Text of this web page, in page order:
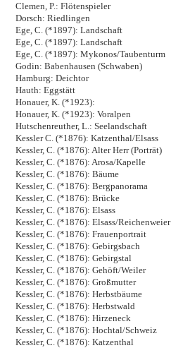
Clemen, P.: Flötenspieler
Dorsch: Riedlingen
Ege, C. (*1897): Landschaft
Ege, C. (*1897): Landschaft
Ege, C. (*1897): Mykonos/Taubenturm
Godin: Babenhausen (Schwaben)
Hamburg: Deichtor
Hauth: Eggstätt
Honauer, K. (*1923):
Honauer, K. (*1923): Voralpen
Hutschenreuther, L.: Seelandschaft
Kessler C. (*1876): Katzenthal/Elsass
Kessler, C. (*1876): Alter Herr (Porträt)
Kessler, C. (*1876): Arosa/Kapelle
Kessler, C. (*1876): Bäume
Kessler, C. (*1876): Bergpanorama
Kessler, C. (*1876): Brücke
Kessler, C. (*1876): Elsass
Kessler, C. (*1876): Elsass/Reichenweier
Kessler, C. (*1876): Frauenportrait
Kessler, C. (*1876): Gebirgsbach
Kessler, C. (*1876): Gebirgstal
Kessler, C. (*1876): Gehöft/Weiler
Kessler, C. (*1876): Großmutter
Kessler, C. (*1876): Herbstbäume
Kessler, C. (*1876): Herbstwald
Kessler, C. (*1876): Hirzeneck
Kessler, C. (*1876): Hochtal/Schweiz
Kessler, C. (*1876): Katzenthal